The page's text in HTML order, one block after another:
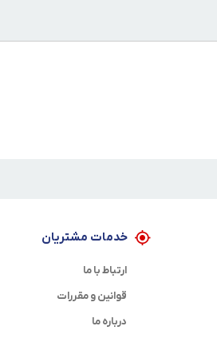
خدمات مشتریان
ارتباط با ما
قوانین و مقررات
درباره ما